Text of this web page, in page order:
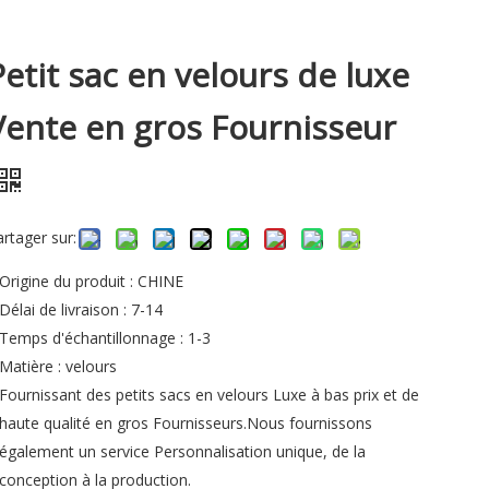
sac en velours de luxe
en gros Fournisseur
sur:
Origine du produit : CHINE
Délai de livraison : 7-14
Temps d'échantillonnage : 1-3
Matière : velours
Fournissant des petits sacs en velours Luxe à bas prix et de
haute qualité en gros Fournisseurs.Nous fournissons
également un service Personnalisation unique, de la
conception à la production.